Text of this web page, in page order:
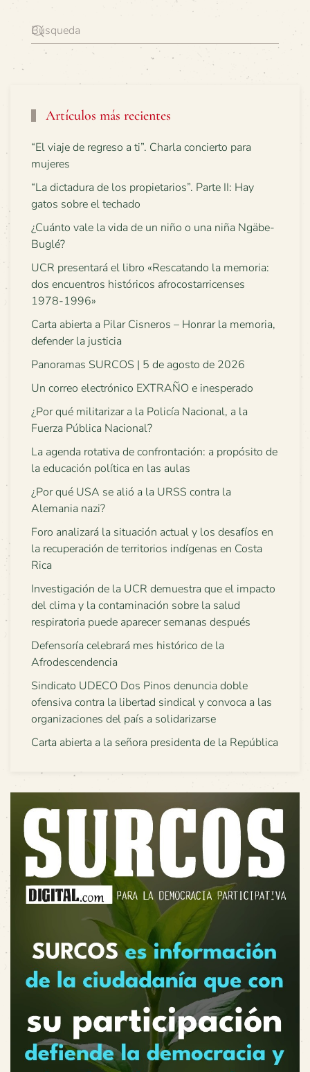
Artículos más recientes
“El viaje de regreso a ti”. Charla concierto para
mujeres
“La dictadura de los propietarios”. Parte II: Hay
gatos sobre el techado
¿Cuánto vale la vida de un niño o una niña Ngäbe-
Buglé?
UCR presentará el libro «Rescatando la memoria:
dos encuentros históricos afrocostarricenses
1978-1996»
Carta abierta a Pilar Cisneros – Honrar la memoria,
defender la justicia
Panoramas SURCOS | 5 de agosto de 2026
Un correo electrónico EXTRAÑO e inesperado
¿Por qué militarizar a la Policía Nacional, a la
Fuerza Pública Nacional?
La agenda rotativa de confrontación: a propósito de
la educación política en las aulas
¿Por qué USA se alió a la URSS contra la
Alemania nazi?
Foro analizará la situación actual y los desafíos en
la recuperación de territorios indígenas en Costa
Rica
Investigación de la UCR demuestra que el impacto
del clima y la contaminación sobre la salud
respiratoria puede aparecer semanas después
Defensoría celebrará mes histórico de la
Afrodescendencia
Sindicato UDECO Dos Pinos denuncia doble
ofensiva contra la libertad sindical y convoca a las
organizaciones del país a solidarizarse
Carta abierta a la señora presidenta de la República